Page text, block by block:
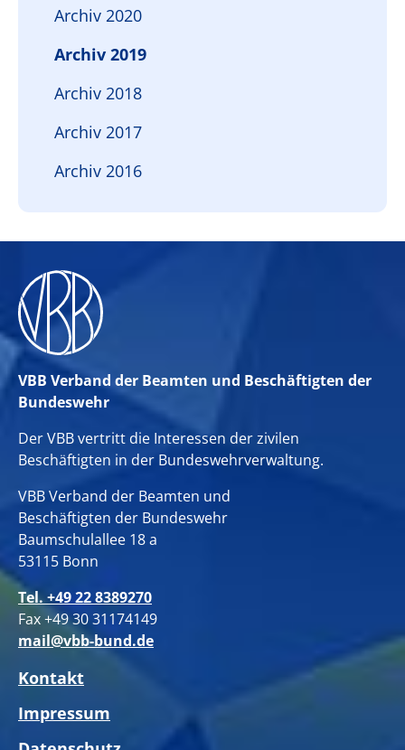
Archiv 2020
Archiv 2019
Archiv 2018
Archiv 2017
Archiv 2016
VBB Verband der Beamten und Beschäftigten der
Bundeswehr
Der VBB vertritt die Interessen der zivilen
Beschäftigten in der Bundeswehrverwaltung.
VBB Verband der Beamten und
Beschäftigten der Bundeswehr
Baumschulallee 18 a
53115 Bonn
Tel. +49 22 8389270
Fax +49 30 31174149
mail@vbb-bund.de
Kontakt
Impressum